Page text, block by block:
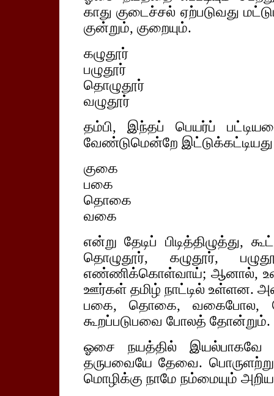
காது குடைச்சல் ஏற்படுவது
குன்றும், குறையும்.
கழுதூர்
பழுதூர்
தொழுதூர்
வழுதூர்
தம்பி, இந்தப் பெயர்ப்
வேண்டுமென்றே இட்டுக்கட்டியது
குகை
பகை
தொகை
வகை
என்று தேடிப் பிடித்திழுத்து,
தொழுதூர், கழுதூர்,
எண்ணிக்கொள்வாய்; ஆனால்,
ஊர்கள் தமிழ் நாட்டில் உள்ளன.
பகை, தொகை, வகைபோல,
கூறப்படுபவை போலத் தோன்றும்.
ஓசை நயத்தில் இயல்பாகவே
தருபவையே தேவை.
மொழிக்கு நாமே நம்மையும்